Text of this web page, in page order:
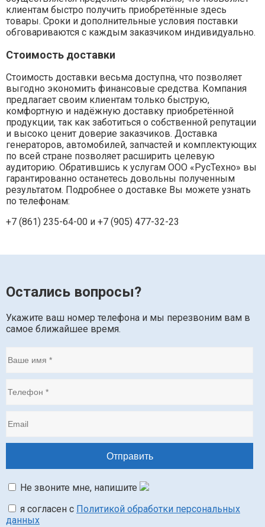
клиентам быстро получить приобретённые здесь
товары. Сроки и дополнительные условия поставки
обговариваются с каждым заказчиком индивидуально.
Стоимость доставки
Стоимость доставки весьма доступна, что позволяет
выгодно экономить финансовые средства. Компания
предлагает своим клиентам только быструю,
комфортную и надёжную доставку приобретённой
продукции, так как заботиться о собственной репутации
и высоко ценит доверие заказчиков. Доставка
генераторов, автомобилей, запчастей и комплектующих
по всей стране позволяет расширить целевую
аудиторию. Обратившись к услугам ООО «РусТехно» вы
гарантированно останетесь довольны полученным
результатом. Подробнее о доставке Вы можете узнать
по телефонам:
+7 (861) 235-64-00 и +7 (905) 477-32-23
Остались вопросы?
Укажите ваш номер телефона и мы перезвоним вам в
самое ближайшее время.
Не звоните мне, напишите
я согласен с Политикой обработки персональных
данных